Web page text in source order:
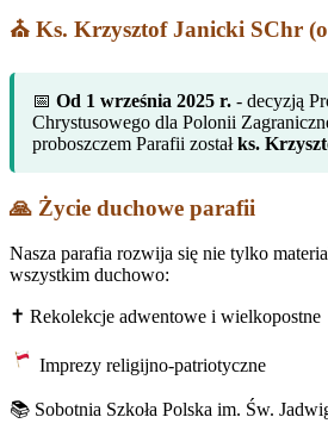
⛪ Ks. Krzysztof Janicki SChr
📅 Od 1 września 2025 r. - decyzją
Chrystusowego dla Polonii
proboszczem Parafii zostałks.
🙏 Życie duchowe parafii
Nasza parafia rozwija się nie tylko
wszystkim duchowo:
✝️ Rekolekcje adwentowe i wielkopostne
Imprezy religijno-patriotyczne
📚 Sobotnia Szkoła Polska im. Św.